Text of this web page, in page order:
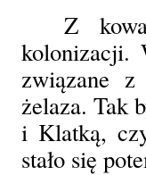
Z
kolonizacji.
związane
żelaza. Tak
i Klatką,
stało się